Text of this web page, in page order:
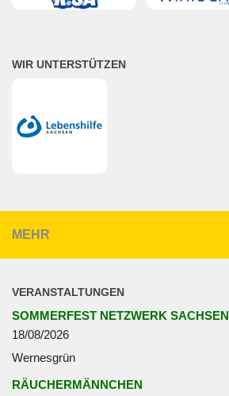
WIR UNTERSTÜTZEN
MEHR
VERANSTALTUNGEN
SOMMERFEST NETZWERK SACHSEN
18/08/2026
Wernesgrün
RÄUCHERMÄNNCHEN